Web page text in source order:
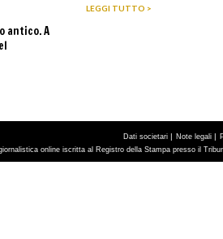
antico. A
LEGGI TUTTO >
Dati societari | Note legali |
online iscritta al Registro della Stampa presso il